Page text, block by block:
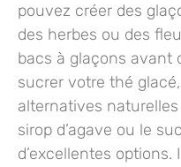
pouvez créer des
des herbes ou des
bacs à glaçons avant
sucrer votre thé
alternatives
sirop d’agave ou le
d’excellentes